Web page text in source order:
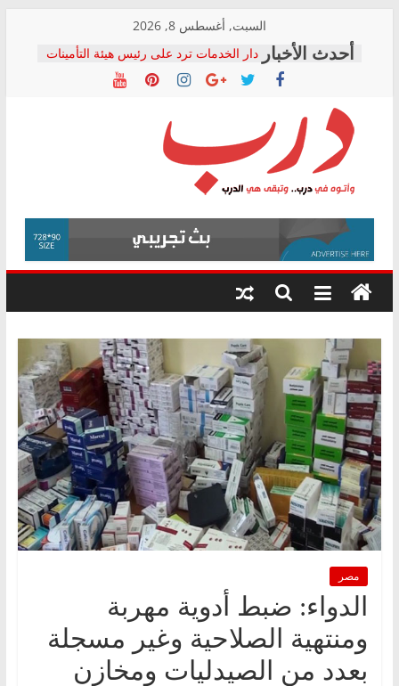
content
السبت, أغسطس 8, 2026
دار الخدمات ترد على رئيس هيئة التأمينات
بعد مؤتمره الصحفي: إنكار الأزمة لا ينهي
معاناة أصحاب المعاشات.. ونطالب بكشف
فرحات سليمان يكتب: القطاع الصحي إلى
أين؟
حزب التحالف الشعبي يطلق لجنة “الحق
في الصحة” بالإسكندرية لرصد الانتهاكات
ودعم المرضى
الوزاري لمدينة الصحفيين.. وانتهاء أعمال
إنشاء المبنى الإداري
المجلس القومي لحقوق الإنسان يعلن
متابعة قضية الدكتور محمد زهران.. ويؤكد:
قرينة البراءة وضمانات المحاكمة العادلة
درب
وأتوه
درب..
وتبقى
هي
مصر
الدواء: ضبط أدوية مهربة
ومنتهية الصلاحية وغير مسجلة
بعدد من الصيدليات ومخازن